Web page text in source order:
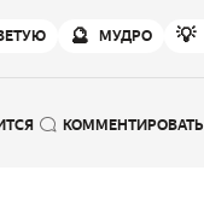
🔮 МУДРО 💡
КОММЕНТИРОВАТЬ